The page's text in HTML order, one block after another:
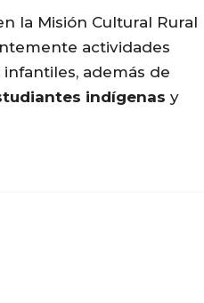
la Misión Cultural Rural
actividades
además de
indígenas y